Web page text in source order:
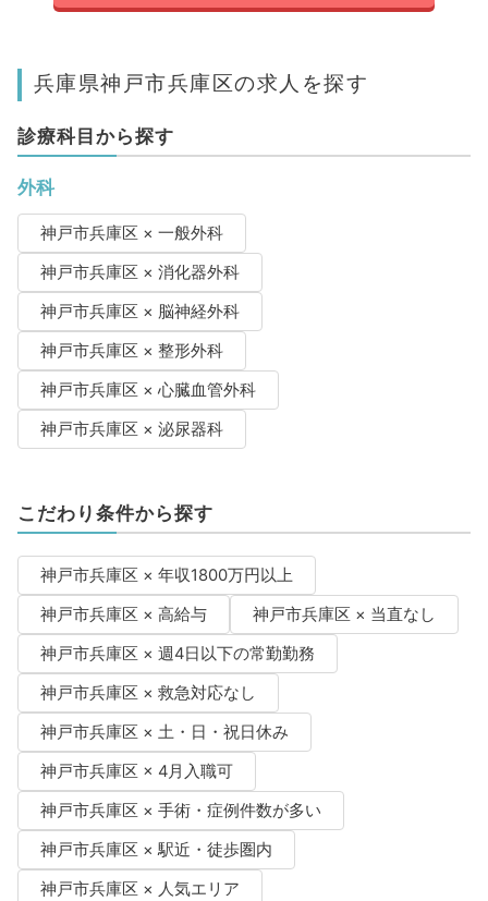
兵庫県神戸市兵庫区の求人を探す
診療科目から探す
外科
神戸市兵庫区 × 一般外科
神戸市兵庫区 × 消化器外科
神戸市兵庫区 × 脳神経外科
神戸市兵庫区 × 整形外科
神戸市兵庫区 × 心臓血管外科
神戸市兵庫区 × 泌尿器科
こだわり条件から探す
神戸市兵庫区 × 年収1800万円以上
神戸市兵庫区 × 高給与
神戸市兵庫区 × 当直なし
神戸市兵庫区 × 週4日以下の常勤勤務
神戸市兵庫区 × 救急対応なし
神戸市兵庫区 × 土・日・祝日休み
神戸市兵庫区 × 4月入職可
神戸市兵庫区 × 手術・症例件数が多い
神戸市兵庫区 × 駅近・徒歩圏内
神戸市兵庫区 × 人気エリア